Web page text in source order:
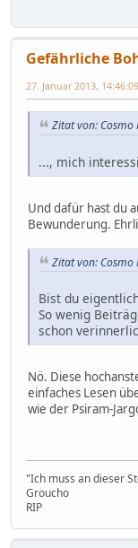
Gefährliche
27. Januar 2013, 14:46:09
Zitat von:
..., mich
Und dafür hast du
Bewunderung.
Zitat von:
Bist du
So wenig
schon
Nö. Diese
einfaches Lesen
wie der Psiram-
"Ich muss an dieser
Groucho
RIP